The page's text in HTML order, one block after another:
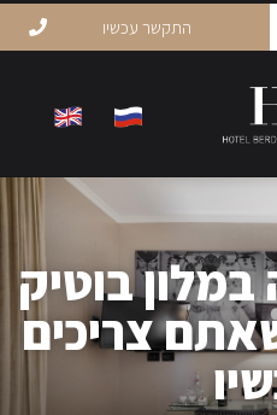
התקשר עכשיו
בוטיק
צריכים